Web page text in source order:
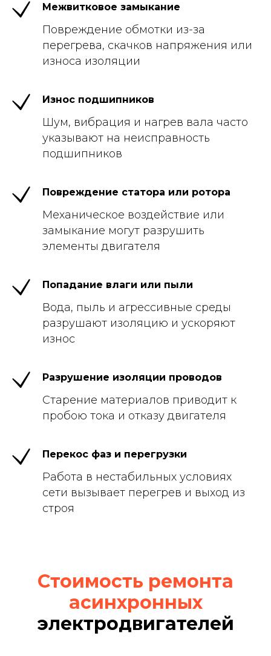
Межвитковое замыкание
Повреждение обмотки из-за
перегрева, скачков напряжения или
износа изоляции
Износ подшипников
Шум, вибрация и нагрев вала часто
указывают на неисправность
подшипников
Повреждение статора или ротора
Механическое воздействие или
замыкание могут разрушить
элементы двигателя
Попадание влаги или пыли
Вода, пыль и агрессивные среды
разрушают изоляцию и ускоряют
износ
Разрушение изоляции проводов
Старение материалов приводит к
пробою тока и отказу двигателя
Перекос фаз и перегрузки
Работа в нестабильных условиях
сети вызывает перегрев и выход из
строя
Стоимость ремонта
асинхронных
электродвигателей
Федор Симаев
Руководитель компании